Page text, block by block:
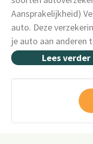
Aansprakelijkheid)
auto. Deze
je auto aan anderen
Lees verder